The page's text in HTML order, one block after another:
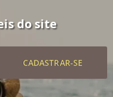
do site
CADASTRAR-SE